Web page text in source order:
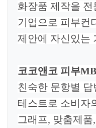
화장품 제작을
기업으로 피부컨
제안에 자신있는
코코앤코 피부
친숙한 문항별 답
테스트로 소비자
그래프, 맞춤제